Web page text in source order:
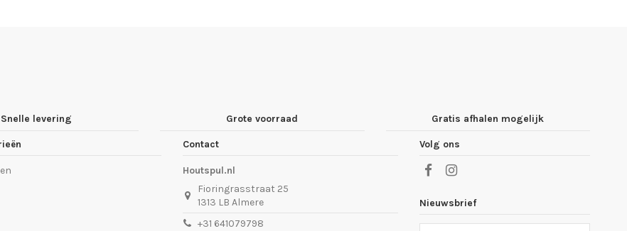
Snelle levering Grote voorraad Gratis afhalen mogelijk
Contact
Houtspul.nl
Fioringrasstraat 25
1313 LB Almere
+31 641079798
Volg ons
Nieuwsbrief